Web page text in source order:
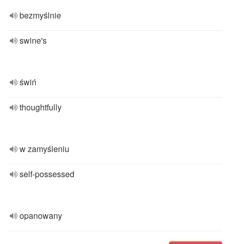
bezmyślnie
swine's
świń
thoughtfully
w zamyśleniu
self-possessed
opanowany